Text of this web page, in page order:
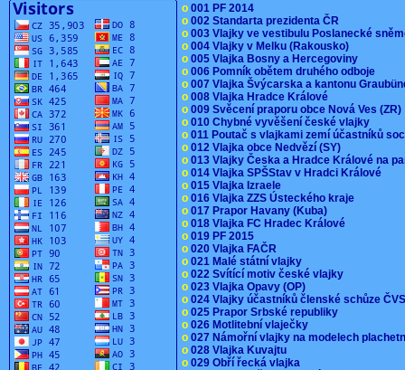
o 001 PF 2014
o 002 Standarta prezidenta ČR
o 003 Vlajky ve vestibulu Poslanecké
o 004 Vlajky v Melku (Rakousko)
o 005 Vlajka Bosny a Hercegoviny
o 006 Pomník obětem druhého odboje
o 007 Vlajka Švýcarska a kantonu
o 008 Vlajka Hradce Králové
o 009 Svěcení praporu obce Nová Ves
o 010 Chybné vyvěšení české vlajky
o 011 Poutač s vlajkami zemí účastníků
o 012 Vlajka obce Nedvězí (SY)
o 013 Vlajky Česka a Hradce Králové na
o 014 Vlajka SPŠStav v Hradci Králové
o 015 Vlajka Izraele
o 016 Vlajka ZZS Ústeckého kraje
o 017 Prapor Havany (Kuba)
o 018 Vlajka FC Hradec Králové
o 019 PF 2015
o 020 Vlajka FAČR
o 021 Malé státní vlajky
o 022 Svítící motiv české vlajky
o 023 Vlajka Opavy (OP)
o 024 Vlajky účastníků členské schůze
o 025 Prapor Srbské republiky
o 026 Motlitební vlaječky
o 027 Námořní vlajky na modelech
o 028 Vlajka Kuvajtu
o 029 Obří řecká vlajka